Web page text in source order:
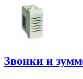
Звонки и